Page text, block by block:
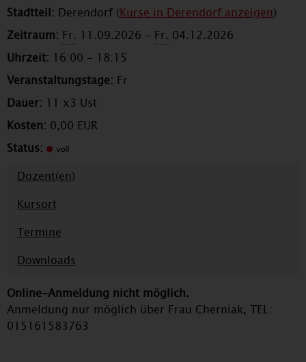
Stadtteil: Derendorf (Kurse in Derendorf anzeigen)
Zeitraum: Fr. 11.09.2026 - Fr. 04.12.2026
Uhrzeit: 16:00 - 18:15
Veranstaltungstage: Fr
Dauer: 11 x3 Ust
Kosten: 0,00 EUR
Status:
Dozent(en)
Kursort
Termine
Downloads
Online-Anmeldung nicht möglich.
Anmeldung nur möglich über Frau Cherniak, TEL:
015161583763